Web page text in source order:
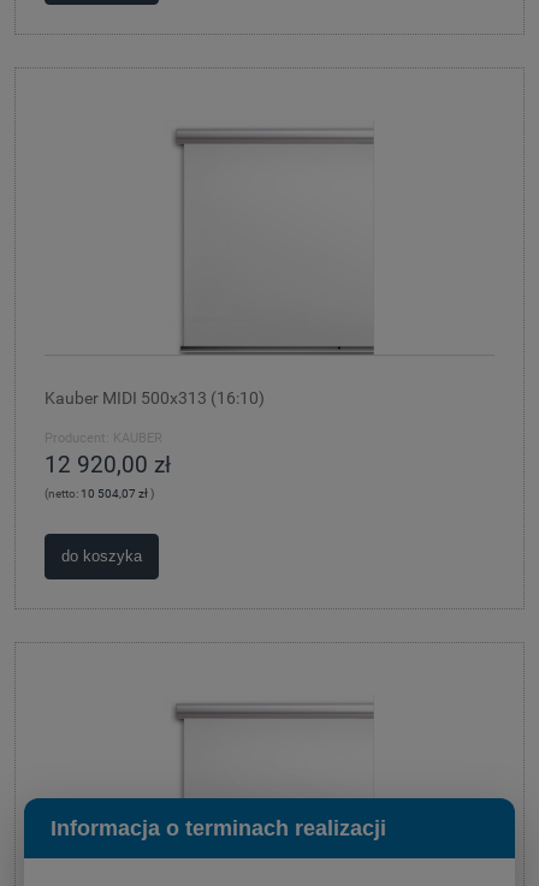
Kauber MIDI 500x313 (16:10)
Producent: KAUBER
12 920,00 zł
(netto: 10 504,07 zł)
do koszyka
Informacja o terminach realizacji